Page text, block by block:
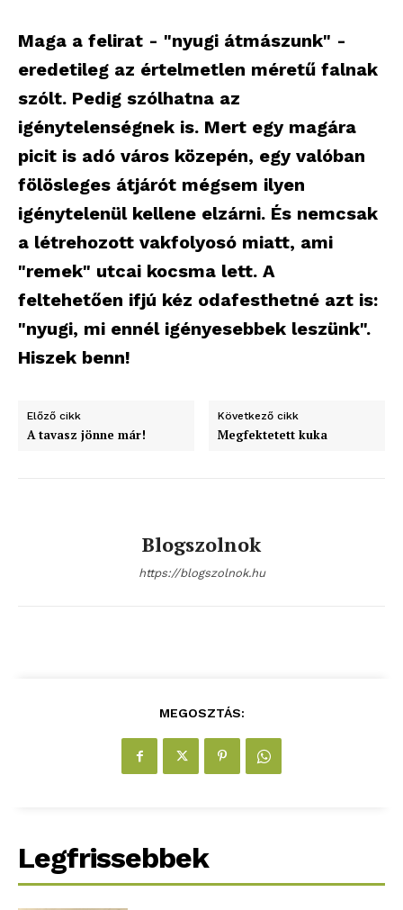
Maga a felirat - "nyugi átmászunk" -
eredetileg az értelmetlen méretű falnak
szólt. Pedig szólhatna az
igénytelenségnek is. Mert egy magára
picit is adó város közepén, egy valóban
fölösleges átjárót mégsem ilyen
igénytelenül kellene elzárni. És nemcsak
a létrehozott vakfolyosó miatt, ami
"remek" utcai kocsma lett. A
feltehetően ifjú kéz odafesthetné azt is:
"nyugi, mi ennél igényesebbek leszünk".
Hiszek benn!
Előző cikk
A tavasz jönne már!
Következő cikk
Megfektetett kuka
Blogszolnok
https://blogszolnok.hu
MEGOSZTÁS:
Legfrissebbek